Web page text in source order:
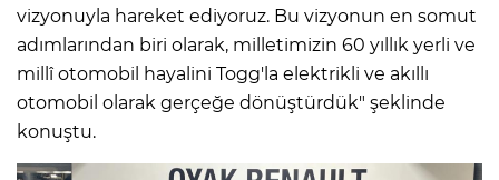
vizyonuyla hareket ediyoruz. Bu vizyonun en somut
adımlarından biri olarak, milletimizin 60 yıllık yerli ve
millî otomobil hayalini Togg'la elektrikli ve akıllı
otomobil olarak gerçeğe dönüştürdük" şeklinde
konuştu.